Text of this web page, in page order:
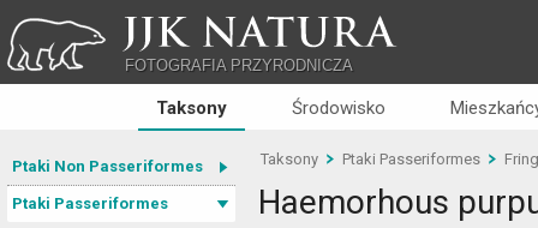
JJK NATURA
FOTOGRAFIA PRZYRODNICZA
Taksony Środowisko
Ptaki Non Passeriformes
Ptaki Passeriformes
Taksony Ptaki Passeriformes
Haemorhous